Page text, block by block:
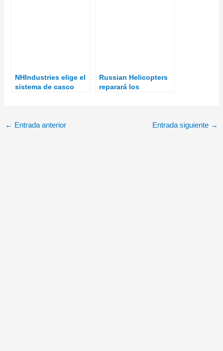
NHIndustries elige el
sistema de casco
del NH90
Russian Helicopters
reparará los
← Entrada anterior Entrada siguiente →